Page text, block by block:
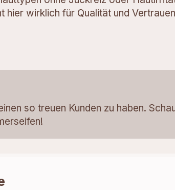
wirklich für Qualität und
so treuen Kunden zu haben.